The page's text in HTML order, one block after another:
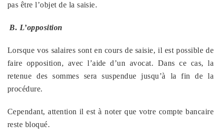
pas être l’objet de la saisie.
B. L’opposition
Lorsque vos salaires sont en cours de saisie, il est possible de
faire opposition, avec l’aide d’un avocat. Dans ce cas, la
retenue des sommes sera suspendue jusqu’à la fin de la
procédure.
Cependant, attention il est à noter que votre compte bancaire
reste bloqué.